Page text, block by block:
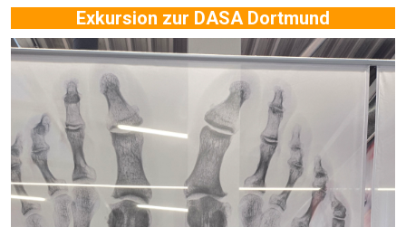
Exkursion zur DASA Dortmund